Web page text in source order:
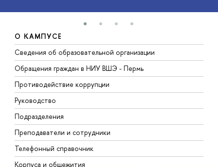
О КАМПУСЕ
Сведения об образовательной организации
Обращения граждан в НИУ ВШЭ - Пермь
Противодействие коррупции
Руководство
Подразделения
Преподаватели и сотрудники
Телефонный справочник
Корпуса и общежития